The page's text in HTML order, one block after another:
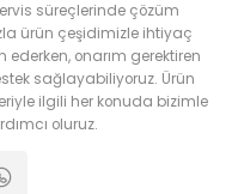
süreçlerinde çözüm
ürün çeşidimizle ihtiyaç
ederken, onarım gerektiren
sağlayabiliyoruz. Ürün
ilgili her konuda bizimle
oluruz.